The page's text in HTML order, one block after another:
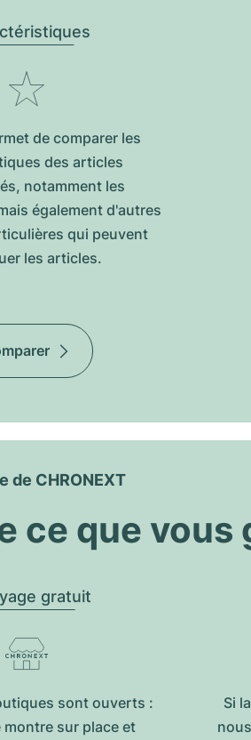
de comparer les
des articles
notamment les
également d'autres
qui peuvent
les articles.
de CHRONEXT
ce que vous
gratuit
sont ouverts :
sur place et
Si